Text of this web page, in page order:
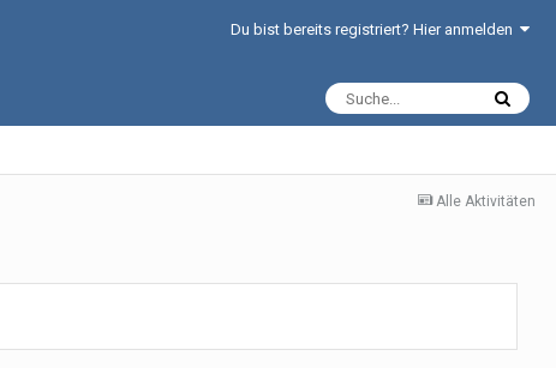
Du bist bereits registriert? Hier anmelden
Alle Aktivitäten